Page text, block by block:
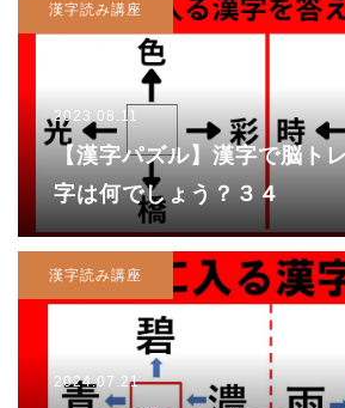
漢字読み講座
2023.08.11
【漢字パズル】漢字で脳ト
字は何でしょう？３４
漢字読み講座
2024.07.21